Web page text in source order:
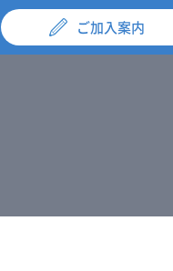
ご加入案内